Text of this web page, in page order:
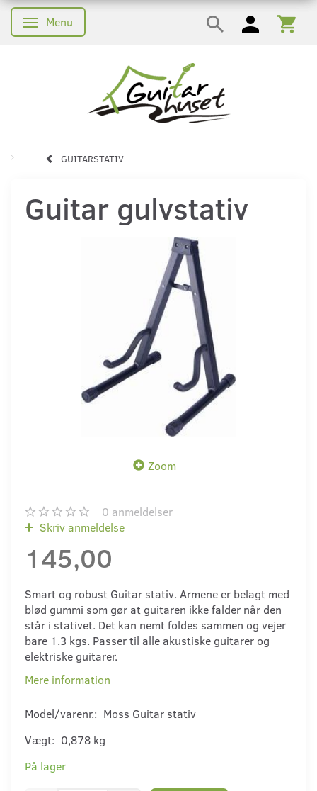
Skifte navigation
Menu
GUITARSTATIV
Guitar gulvstativ
Zoom
0 anmeldelser
Skriv anmeldelse
145,00
Smart og robust Guitar stativ. Armene er belagt med
blød gummi som gør at guitaren ikke falder når den
står i stativet. Det kan nemt foldes sammen og vejer
bare 1.3 kgs. Passer til alle akustiske guitarer og
elektriske guitarer.
Mere information
Model/varenr.: Moss Guitar stativ
Vægt: 0,878 kg
På lager